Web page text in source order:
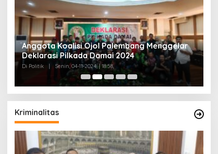
Anggota Koalisi Ojol Palembang Menggelar
Deklarasi Pilkada Damai 2024
Di Politik Senin, 04-11-2024, | 18:58,
Kriminalitas